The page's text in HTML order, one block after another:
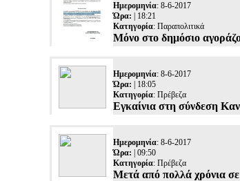
Ημερομηνία: 8-6-2017
Ώρα:
| 18:21
Κατηγορία:Παραπολιτικά
Μόνο στο δημόσιο
Ημερομηνία: 8-6-2017
Ώρα:
| 18:05
Κατηγορία:Πρέβεζα
Eγκαίνια στη σύνδεση
Ημερομηνία: 8-6-2017
Ώρα:
| 09:50
Κατηγορία:Πρέβεζα
Μετά από πολλά χρόνια σε